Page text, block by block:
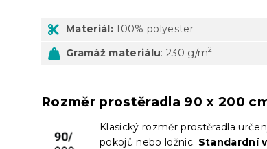
Materiál: 100% polyester
Gramáž materiálu: 230 g/m2
Rozměr prostěradla 90 x 200
Klasický rozměr prostěradla
pokojů nebo ložnic. Standardní